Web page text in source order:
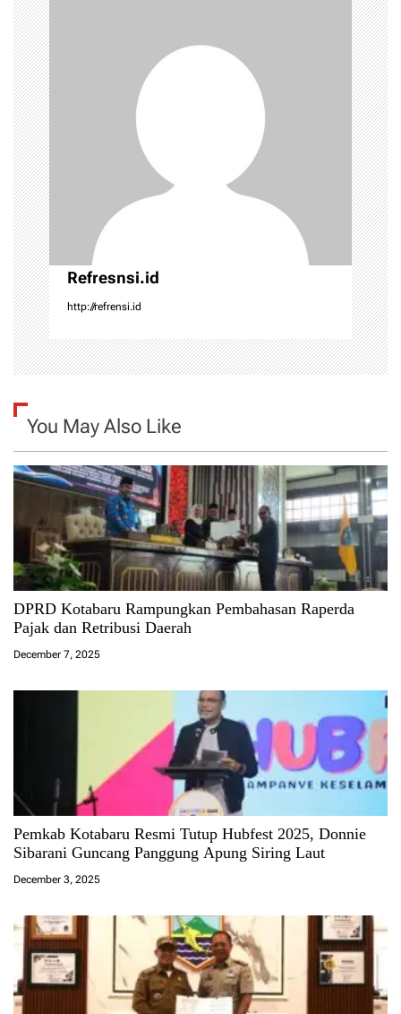
v
i
g
a
t
i
o
n
Refresnsi.id
http://refrensi.id
You May Also Like
DPRD Kotabaru Rampungkan Pembahasan Raperda
Pajak dan Retribusi Daerah
December 7, 2025
Pemkab Kotabaru Resmi Tutup Hubfest 2025, Donnie
Sibarani Guncang Panggung Apung Siring Laut
December 3, 2025